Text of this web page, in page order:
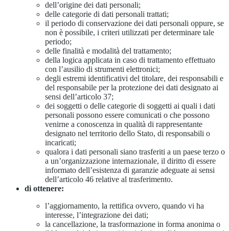
dell’origine dei dati personali;
delle categorie di dati personali trattati;
il periodo di conservazione dei dati personali oppure, se
non è possibile, i criteri utilizzati per determinare tale
periodo;
delle finalità e modalità del trattamento;
della logica applicata in caso di trattamento effettuato
con l’ausilio di strumenti elettronici;
degli estremi identificativi del titolare, dei responsabili e
del responsabile per la protezione dei dati designato ai
sensi dell’articolo 37;
dei soggetti o delle categorie di soggetti ai quali i dati
personali possono essere comunicati o che possono
venirne a conoscenza in qualità di rappresentante
designato nel territorio dello Stato, di responsabili o
incaricati;
qualora i dati personali siano trasferiti a un paese terzo o
a un’organizzazione internazionale, il diritto di essere
informato dell’esistenza di garanzie adeguate ai sensi
dell’articolo 46 relative al trasferimento.
di ottenere:
l’aggiornamento, la rettifica ovvero, quando vi ha
interesse, l’integrazione dei dati;
la cancellazione, la trasformazione in forma anonima o